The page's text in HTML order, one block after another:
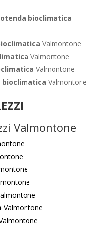
bioclimatica
Valmontone
Valmontone
Valmontone
bioclimatica Valmontone
Valmontone